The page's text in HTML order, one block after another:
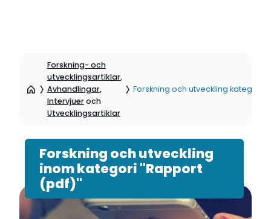
sidinnehåll
Forskning- och
utvecklingsartiklar,
Avhandlingar,
Intervjueroch
Utvecklingsartiklar
Forskning och utveckling kategori:
Forskning och utveckling
inom kategori "Rapport
(pdf)"